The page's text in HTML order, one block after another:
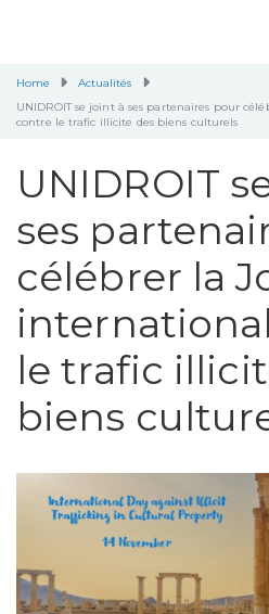
Home
Actualités
UNIDROIT se joint à ses partenaires pour
contre le trafic illicite des biens culturels
UNIDROIT
ses
célébrer la
le trafic
biens